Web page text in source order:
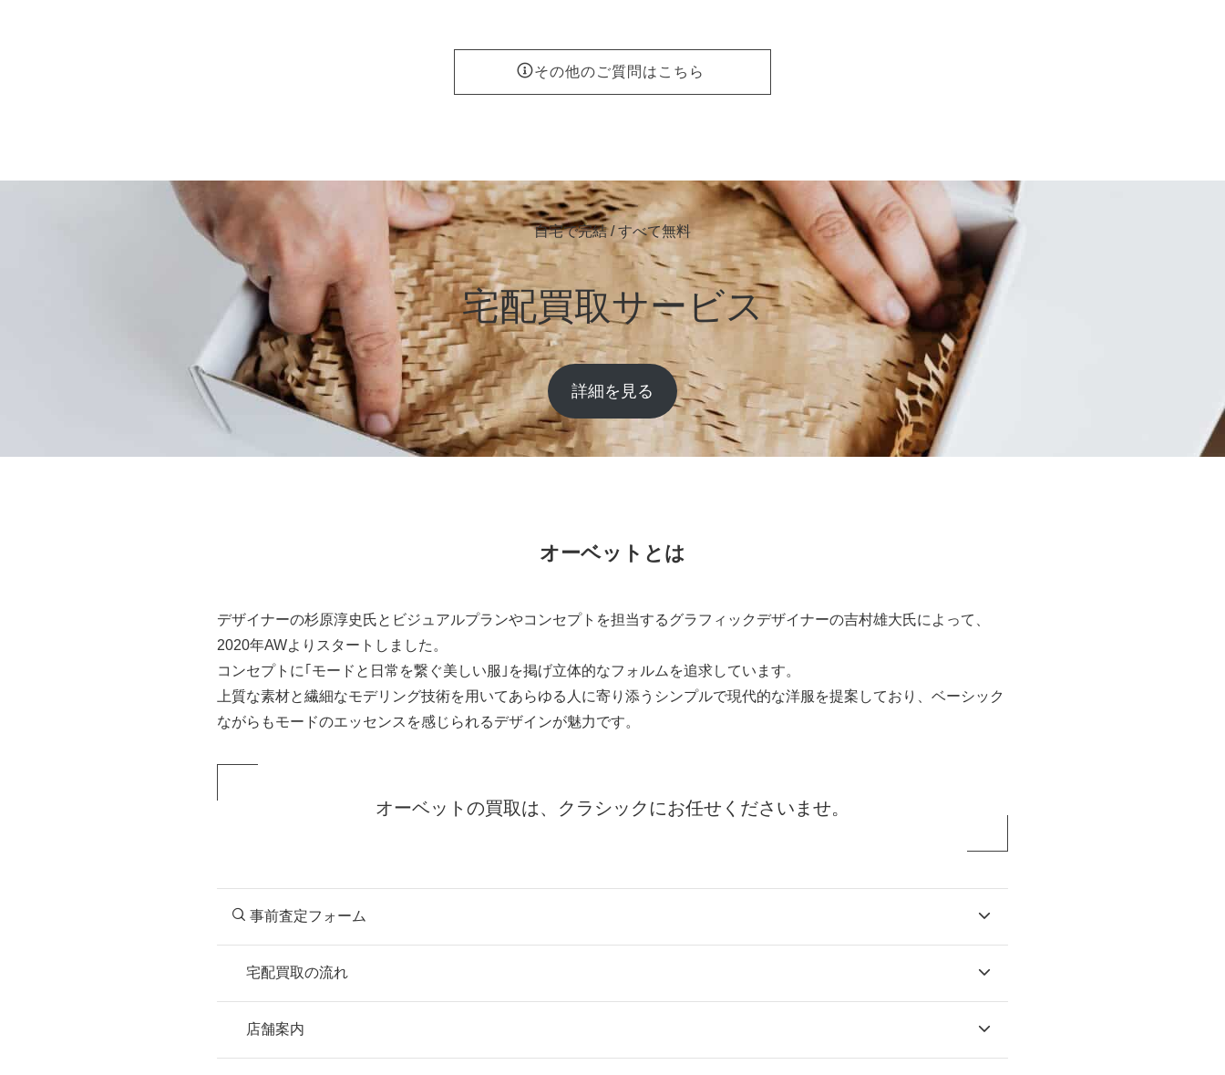
その他のご質問はこちら
自宅で完結 / すべて無料
宅配買取サービス
詳細を見る
オーベットとは
デザイナーの杉原淳史氏とビジュアルプランやコンセプトを担当するグラフィックデザイナーの吉村雄大氏によって、
2020年AWよりスタートしました。
コンセプトに｢モードと日常を繋ぐ美しい服｣を掲げ立体的なフォルムを追求しています。
上質な素材と繊細なモデリング技術を用いてあらゆる人に寄り添うシンプルで現代的な洋服を提案しており、ベーシック
ながらもモードのエッセンスを感じられるデザインが魅力です。
オーベットの買取は、クラシックにお任せくださいませ。
事前査定フォーム
宅配買取の流れ
お申込み
店舗案内